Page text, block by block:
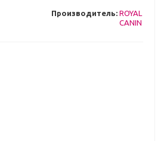
Производитель: ROYAL
CANIN